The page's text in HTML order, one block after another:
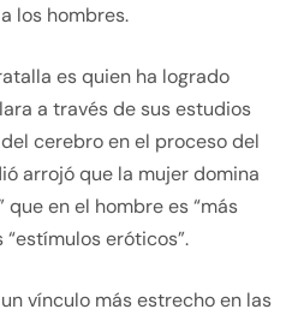
los hombres.
es quien ha logrado
a través de sus estudios
cerebro en el proceso del
arrojó que la mujer domina
que en el hombre es “más
eróticos”.
vínculo más estrecho en las